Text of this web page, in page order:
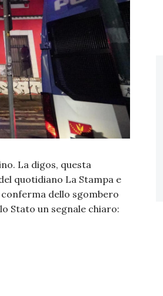
La digos, questa
quotidiano La Stampa e
dello sgombero
Stato un segnale chiaro: